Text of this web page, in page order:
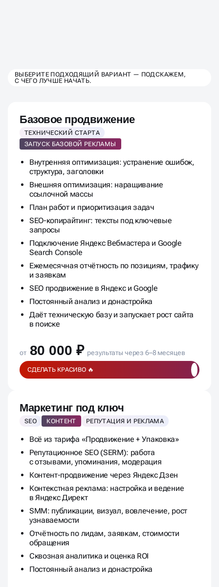
ВЫБЕРИТЕ ТАРИФ
ПРОДВИЖЕНИЯ
ВЫБЕРИТЕ ПОДХОДЯЩИЙ ВАРИАНТ — ПОДСКАЖЕМ,
С ЧЕГО ЛУЧШЕ НАЧАТЬ.
Базовое продвижение
ТЕХНИЧЕСКИЙ СТАРТА
ЗАПУСК БАЗОВОЙ РЕКЛАМЫ
Внутренняя оптимизация: устранение ошибок,
структура, заголовки
Внешняя оптимизация: наращивание
ссылочной массы
План работ и приоритизация задач
SEO-копирайтинг: тексты под ключевые
запросы
Подключение Яндекс Вебмастера и Google
Search Console
Ежемесячная отчётность по позициям, трафику
и заявкам
SEO продвижение в Яндекс и Google
Постоянный анализ и донастройка
Даёт техническую базу и запускает рост сайта
в поиске
от 80 000 ₽ результаты через 6–8 месяцев
СДЕЛАТЬ КРАСИВО 🔥
Маркетинг под ключ
SEO КОНТЕНТ РЕПУТАЦИЯ И РЕКЛАМА
Всё из тарифа «Продвижение + Упаковка»
Репутационное SEO (SERM): работа
с отзывами, упоминания, модерация
Контент-продвижение через Яндекс Дзен
Контекстная реклама: настройка и ведение
в Яндекс Директ
SMM: публикации, визуал, вовлечение, рост
узнаваемости
Отчётность по лидам, заявкам, стоимости
обращения
Сквозная аналитика и оценка ROI
Постоянный анализ и донастройка